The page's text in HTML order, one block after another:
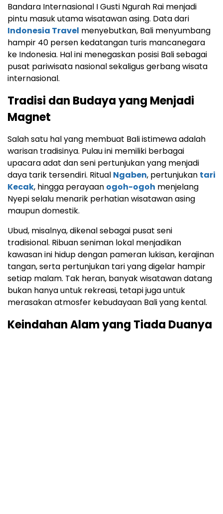
Bandara Internasional I Gusti Ngurah Rai menjadi
pintu masuk utama wisatawan asing. Data dari
Indonesia Travel menyebutkan, Bali menyumbang
hampir 40 persen kedatangan turis mancanegara
ke Indonesia. Hal ini menegaskan posisi Bali sebagai
pusat pariwisata nasional sekaligus gerbang wisata
internasional.
Tradisi dan Budaya yang Menjadi
Magnet
Salah satu hal yang membuat Bali istimewa adalah
warisan tradisinya. Pulau ini memiliki berbagai
upacara adat dan seni pertunjukan yang menjadi
daya tarik tersendiri. Ritual Ngaben, pertunjukan tari
Kecak, hingga perayaan ogoh-ogoh menjelang
Nyepi selalu menarik perhatian wisatawan asing
maupun domestik.
Ubud, misalnya, dikenal sebagai pusat seni
tradisional. Ribuan seniman lokal menjadikan
kawasan ini hidup dengan pameran lukisan, kerajinan
tangan, serta pertunjukan tari yang digelar hampir
setiap malam. Tak heran, banyak wisatawan datang
bukan hanya untuk rekreasi, tetapi juga untuk
merasakan atmosfer kebudayaan Bali yang kental.
Keindahan Alam yang Tiada Duanya